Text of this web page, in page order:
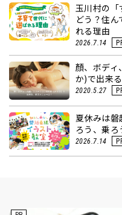
玉川村の「
どう？住
れる理由
2026.7.14
顏、ボデ
か)で出来
2020.5.27
夏休みは
ろう、乗
2026.7.14